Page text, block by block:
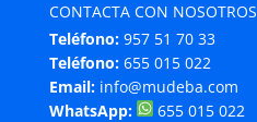
CONTACTA CON NOSOTROS
Teléfono: 957 51 70 33
Teléfono: 655 015 022
Email: info@mudeba.com
WhatsApp:
655 015 022